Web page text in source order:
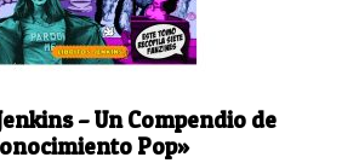
– Un Compendio de
Pop»